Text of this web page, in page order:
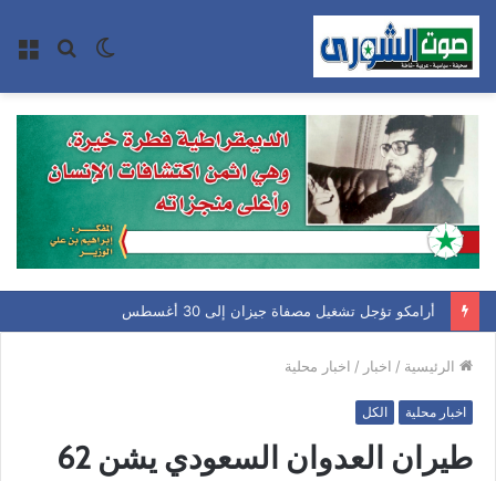
بحث الوضع
أرامكو تؤجل تشغيل مصفاة جيزان إلى 30 أغسطس
الرئيسية / اخبار / اخبار محلية
اخبار محلية الكل
طيران العدوان السعودي يشن 62